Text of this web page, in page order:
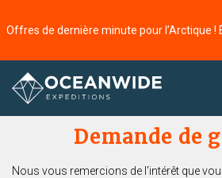
Accueil
Demande de
Nous vous remercions de l'intérêt que